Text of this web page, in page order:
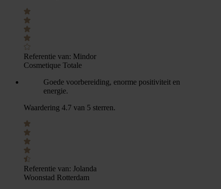
Referentie van: Mindor
Cosmetique Totale
Goede voorbereiding, enorme positiviteit en
energie.
Waardering 4.7 van 5 sterren.
Referentie van: Jolanda
Woonstad Rotterdam